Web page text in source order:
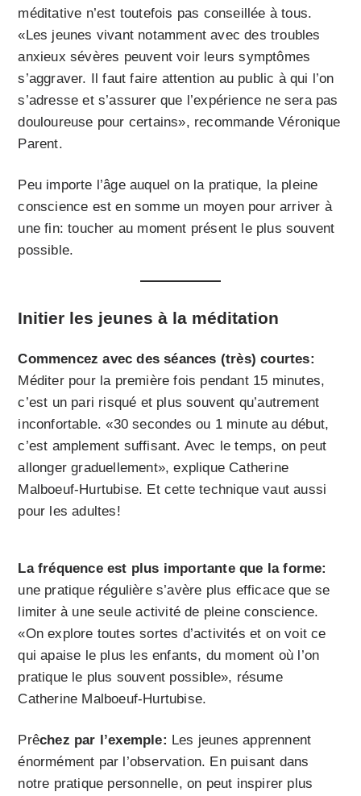
méditative n’est toutefois pas conseillée à tous.
«Les jeunes vivant notamment avec des troubles
anxieux sévères peuvent voir leurs symptômes
s’aggraver. Il faut faire attention au public à qui l’on
s’adresse et s’assurer que l’expérience ne sera pas
douloureuse pour certains», recommande Véronique
Parent.
Peu importe l’âge auquel on la pratique, la pleine
conscience est en somme un moyen pour arriver à
une fin: toucher au moment présent le plus souvent
possible.
Initier les jeunes à la méditation
Commencez avec des séances (très) courtes:
Méditer pour la première fois pendant 15 minutes,
c’est un pari risqué et plus souvent qu’autrement
inconfortable. «30 secondes ou 1 minute au début,
c’est amplement suffisant. Avec le temps, on peut
allonger graduellement», explique Catherine
Malboeuf-Hurtubise. Et cette technique vaut aussi
pour les adultes!
La fréquence est plus importante que la forme:
une pratique régulière s’avère plus efficace que se
limiter à une seule activité de pleine conscience.
«On explore toutes sortes d’activités et on voit ce
qui apaise le plus les enfants, du moment où l’on
pratique le plus souvent possible», résume
Catherine Malboeuf-Hurtubise.
Prêchez par l’exemple: Les jeunes apprennent
énormément par l’observation. En puisant dans
notre pratique personnelle, on peut inspirer plus